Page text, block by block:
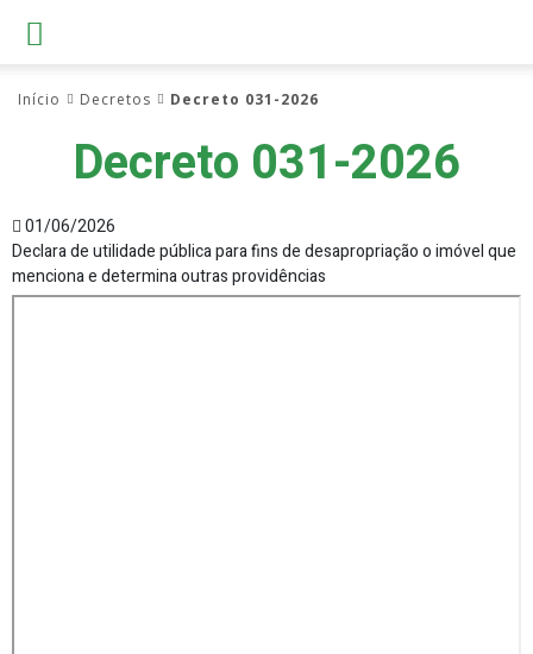
Início Decretos Decreto 031-2026
Decreto 031-2026
01/06/2026
Declara de utilidade pública para fins de desapropriação o imóvel que
menciona e determina outras providências